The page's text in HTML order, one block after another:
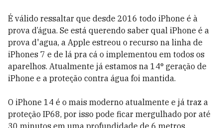
É válido ressaltar que desde 2016 todo iPhone é à
prova d’água. Se está querendo saber qual iPhone é a
prova d'agua, a Apple estreou o recurso na linha de
iPhones 7 e de lá pra cá o implementou em todos os
aparelhos. Atualmente já estamos na 14° geração de
iPhone e a proteção contra água foi mantida.
O iPhone 14 é o mais moderno atualmente e já traz a
proteção IP68, por isso pode ficar mergulhado por até
30 minutos em uma profundidade de 6 metros.